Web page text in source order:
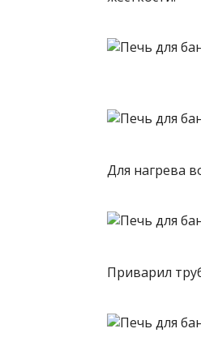
Для нагрева
Приварил